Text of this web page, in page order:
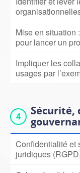
Mise en situation
pour lancer un
Impliquer les
usages par
Sécurité,
Confidentialité et
juridiques